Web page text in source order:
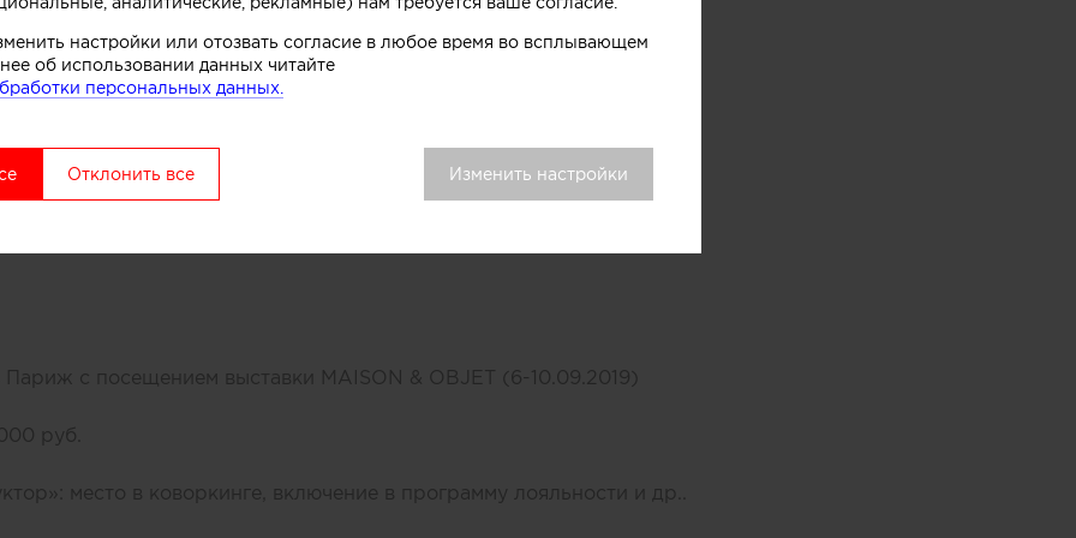
гармония»
Париж с посещением выставки MAISON & OBJET (6-10.09.2019)
руб.
место в коворкинге, включение в программу лояльности и др..
настройки или отозвать согласие в любое время во всплывающем
об использовании данных читайте
персональных данных.
Отклонить все Изменить настройки